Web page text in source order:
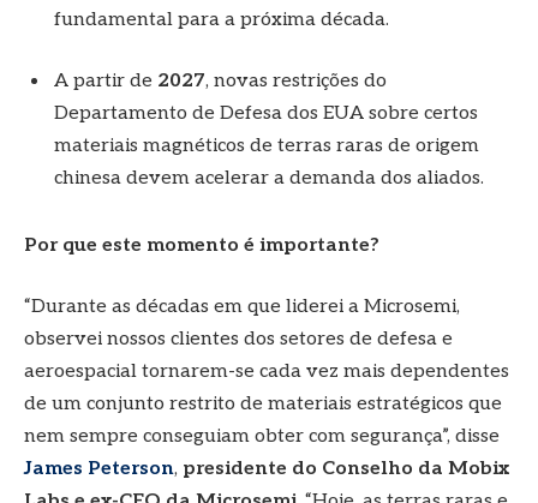
fundamental para a próxima década.
A partir de 2027, novas restrições do
Departamento de Defesa dos EUA sobre certos
materiais magnéticos de terras raras de origem
chinesa devem acelerar a demanda dos aliados.
Por que este momento é importante?
“Durante as décadas em que liderei a Microsemi,
observei nossos clientes dos setores de defesa e
aeroespacial tornarem-se cada vez mais dependentes
de um conjunto restrito de materiais estratégicos que
nem sempre conseguiam obter com segurança”, disse
James Peterson, presidente do Conselho da Mobix